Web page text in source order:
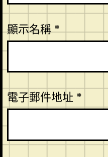
顯示名稱*
電子郵件地址 *